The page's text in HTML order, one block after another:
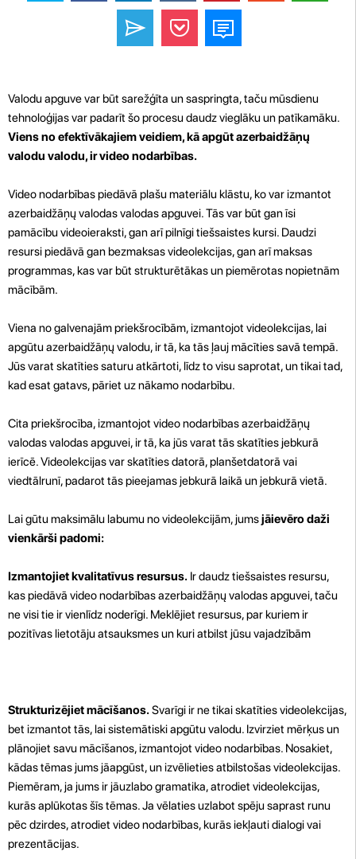
Valodu apguve var būt sarežģīta un saspringta, taču mūsdienu
tehnoloģijas var padarīt šo procesu daudz vieglāku un patīkamāku.
Viens no efektīvākajiem veidiem, kā apgūt azerbaidžāņų
valodu valodu, ir video nodarbības.
Video nodarbības piedāvā plašu materiālu klāstu, ko var izmantot
azerbaidžāņų valodas valodas apguvei. Tās var būt gan īsi
pamācību videoieraksti, gan arī pilnīgi tiešsaistes kursi. Daudzi
resursi piedāvā gan bezmaksas videolekcijas, gan arī maksas
programmas, kas var būt strukturētākas un piemērotas nopietnām
mācībām.
Viena no galvenajām priekšrocībām, izmantojot videolekcijas, lai
apgūtu azerbaidžāņų valodu, ir tā, ka tās ļauj mācīties savā tempā.
Jūs varat skatīties saturu atkārtoti, līdz to visu saprotat, un tikai tad,
kad esat gatavs, pāriet uz nākamo nodarbību.
Cita priekšrocība, izmantojot video nodarbības azerbaidžāņų
valodas valodas apguvei, ir tā, ka jūs varat tās skatīties jebkurā
ierīcē. Videolekcijas var skatīties datorā, planšetdatorā vai
viedtālrunī, padarot tās pieejamas jebkurā laikā un jebkurā vietā.
Lai gūtu maksimālu labumu no videolekcijām, jumsjāievēro daži
vienkārši padomi:
Izmantojiet kvalitatīvus resursus. Ir daudz tiešsaistes resursu,
kas piedāvā video nodarbības azerbaidžāņų valodas apguvei, taču
ne visi tie ir vienlīdz noderīgi. Meklējiet resursus, par kuriem ir
pozitīvas lietotāju atsauksmes un kuri atbilst jūsu vajadzībām
Strukturizējiet mācīšanos.Svarīgi ir ne tikai skatīties videolekcijas,
bet izmantot tās, lai sistemātiski apgūtu valodu. Izvirziet mērķus un
plānojiet savu mācīšanos, izmantojot video nodarbības. Nosakiet,
kādas tēmas jums jāapgūst, un izvēlieties atbilstošas videolekcijas.
Piemēram, ja jums ir jāuzlabo gramatika, atrodiet videolekcijas,
kurās aplūkotas šīs tēmas. Ja vēlaties uzlabot spēju saprast runu
pēc dzirdes, atrodiet video nodarbības, kurās iekļauti dialogi vai
prezentācijas.